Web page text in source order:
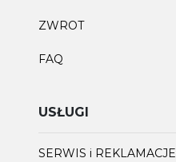
ZWROT
FAQ
USŁUGI
SERWIS i REKLAMACJE